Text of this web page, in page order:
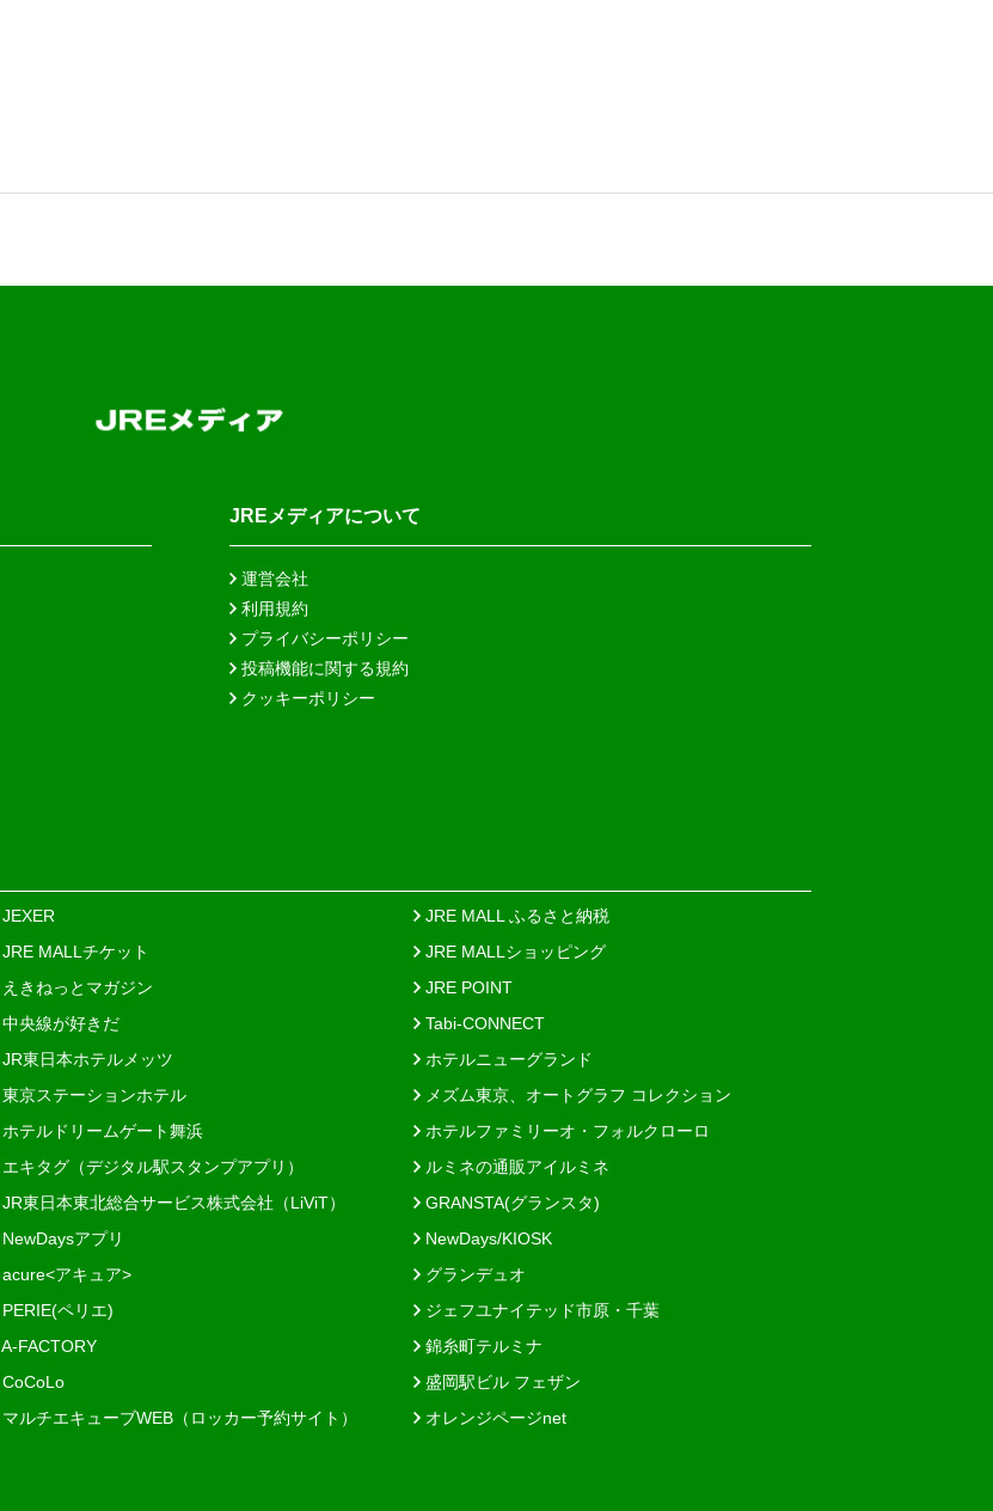
JREメディアについて
運営会社
利用規約
プライバシーポリシー
投稿機能に関する規約
クッキーポリシー
JEXER
JRE MALL ふるさと納税
JRE MALLチケット
JRE MALLショッピング
えきねっとマガジン
JRE POINT
中央線が好きだ
Tabi-CONNECT
JR東日本ホテルメッツ
ホテルニューグランド
東京ステーションホテル
メズム東京、オートグラフ コレクション
ホテルドリームゲート舞浜
ホテルファミリーオ・フォルクローロ
エキタグ（デジタル駅スタンプアプリ）
ルミネの通販アイルミネ
JR東日本東北総合サービス株式会社（LiViT）
GRANSTA(グランスタ)
NewDaysアプリ
NewDays/KIOSK
acure<アキュア>
グランデュオ
PERIE(ペリエ)
ジェフユナイテッド市原・千葉
A-FACTORY
錦糸町テルミナ
CoCoLo
盛岡駅ビル フェザン
マルチエキューブWEB（ロッカー予約サイト）
オレンジページnet